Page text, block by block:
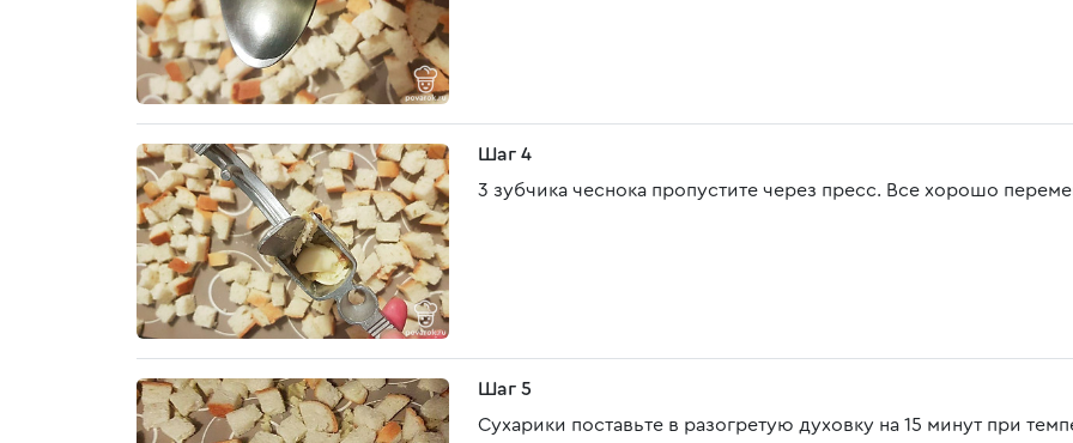
Шаг 4
3 зубчика чеснока пропустите через пресс. Все хорошо
Шаг 5
Сухарики поставьте в разогретую духовку на 15 минут при